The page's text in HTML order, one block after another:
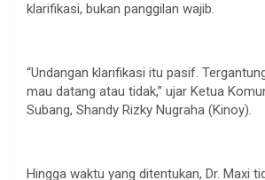
klarifikasi, bukan panggilan wajib.
“Undangan klarifikasi itu pasif.
mau datang atau tidak,” ujar Ketua
Subang, Shandy Rizky Nugraha (Kinoy).
Hingga waktu yang ditentukan, Dr. Maxi